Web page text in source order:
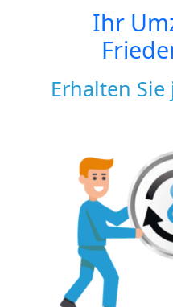
Ihr
Erhalten